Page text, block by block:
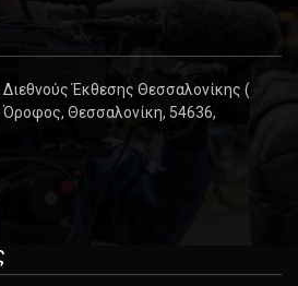
Διεθνούς Έκθεσης Θεσσαλονίκης (
Θεσσαλονίκη, 54636,